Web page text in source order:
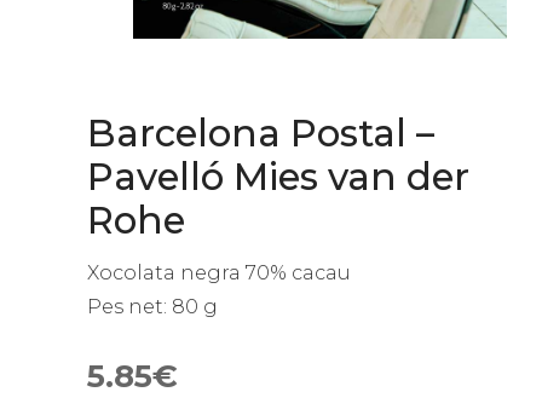
Barcelona Postal –
Pavelló Mies van der
Rohe
Xocolata negra 70% cacau
Pes net: 80 g
5.85€